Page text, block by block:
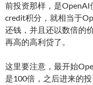
前投资那样，是
credit积分，就相当于
还钱，并且还以数倍的
再高的高利贷了。
这里要注意，最开始
是100倍，之后进来的